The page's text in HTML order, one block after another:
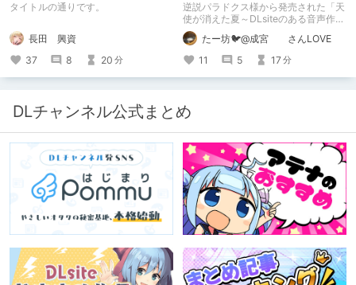
タイトルの通りです。
長田 興資
37
8 20 分
逆説パラドクス様から発売された「天
使が消えた夏～DLsiteのある音声作品
について～」の感想です。 妄想も多
いです。たー坊🐦@成宮 さんLOVE
11
5 17分
DLチャンネル公式まとめ